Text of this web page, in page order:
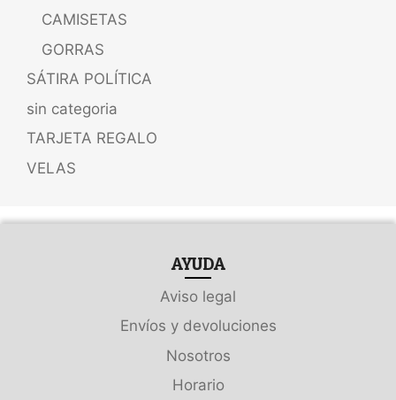
CAMISETAS
GORRAS
SÁTIRA POLÍTICA
sin categoria
TARJETA REGALO
VELAS
AYUDA
Aviso legal
Envíos y devoluciones
Nosotros
Horario